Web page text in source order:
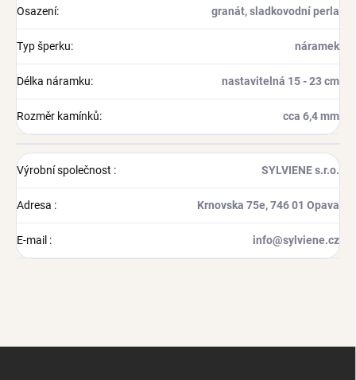
Osazení: granát, sladkovodní perla
Typ šperku: náramek
Délka náramku: nastavitelná 15 - 23 cm
Rozměr kamínků: cca 6,4 mm
Výrobní společnost : SYLVIENE s.r.o.
Adresa : Krnovska 75e, 746 01 Opava
E-mail : info@sylviene.cz